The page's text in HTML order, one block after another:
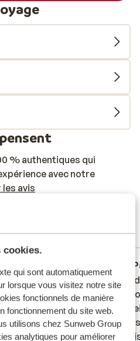
cookies.
qui sont automatiquement
lorsque vous visitez notre site
fonctionnels de manière
fonctionnement du site web.
utilisons chez Sunweb Group
analytiques pour améliorer
% authentiques qui
avec notre
les avis
il y a 3 semaines
En nog zoo
En nog zoo
Er
iets
Er
iets